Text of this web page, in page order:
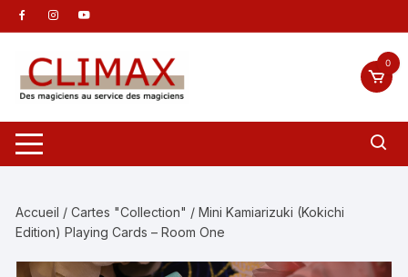
Aller
au
contenu
0
Accueil /Cartes "Collection" / Mini Kamiarizuki (Kokichi
Edition) Playing Cards – Room One